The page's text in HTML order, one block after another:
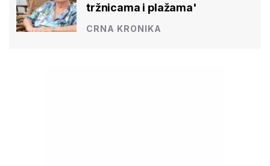
tržnicama i plažama'
CRNA KRONIKA